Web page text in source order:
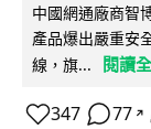
中國網通廠商智
產品爆出嚴重安
線，旗...
閱讀
347 77 ↗